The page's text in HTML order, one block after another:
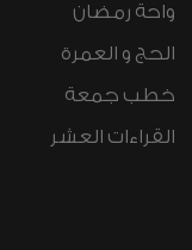
واحة رمضان
الحج و العمرة
خطب جمعة
القراءات العشر